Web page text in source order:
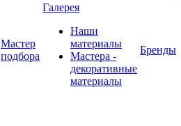
Мастер
подбора
Галерея
Наши
материалы
Мастера -
декоративные
материалы
Бренды